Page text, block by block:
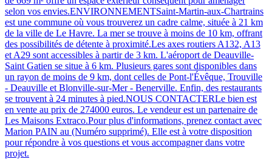
selon vos envies.ENVIRONNEMENTSaint-Martin-aux-Chartrains
est une commune où vous trouverez un cadre calme, située à 21 km
de la ville de Le Havre. La mer se trouve à moins de 10 km, offrant
des possibilités de détente à proximité.Les axes routiers A132, A13
et A29 sont accessibles à partir de 3 km. L'aéroport de Deauville-
Saint Gatien se situe à 6 km. Plusieurs gares sont disponibles dans
un rayon de moins de 9 km, dont celles de Pont-l'Évêque, Trouville
- Deauville et Blonville-sur-Mer - Benerville. Enfin, des restaurants
se trouvent à 24 minutes à pied.NOUS CONTACTERLe bien est
en vente au prix de 274000 euros. Le vendeur est un partenaire de
Les Maisons Extraco.Pour plus d'informations, prenez contact avec
Marion PAIN au (Numéro supprimé). Elle est à votre disposition
pour répondre à vos questions et vous accompagner dans votre
projet.